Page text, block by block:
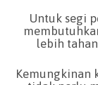
Untuk segi
lebih
Kemungkinan